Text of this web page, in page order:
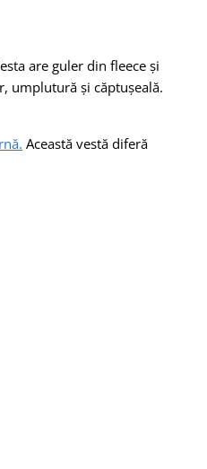
are guler din fleece și
umplutură și căptușeală.
Această vestă diferă